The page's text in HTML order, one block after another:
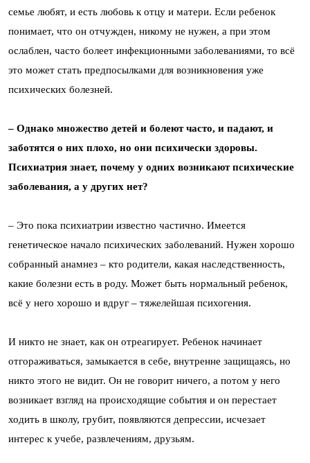
семье любят, и есть любовь к отцу и матери. Если ребенок
понимает, что он отчужден, никому не нужен, а при этом
ослаблен, часто болеет инфекционными заболеваниями, то всё
это может стать предпосылками для возникновения уже
психических болезней.
– Однако множество детей и болеют часто, и падают, и
заботятся о них плохо, но они психически здоровы.
Психиатрия знает, почему у одних возникают психические
заболевания, а у других нет?
– Это пока психиатрии известно частично. Имеется
генетическое начало психических заболеваний. Нужен хорошо
собранный анамнез – кто родители, какая наследственность,
какие болезни есть в роду. Может быть нормальный ребенок,
всё у него хорошо и вдруг – тяжелейшая психогения.
И никто не знает, как он отреагирует. Ребенок начинает
отгораживаться, замыкается в себе, внутренне защищаясь, но
никто этого не видит. Он не говорит ничего, а потом у него
возникает взгляд на происходящие события и он перестает
ходить в школу, грубит, появляются депрессии, исчезает
интерес к учебе, развлечениям, друзьям.